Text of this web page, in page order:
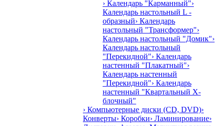
› Календарь "Карманный"›
Календарь настольный L -
образный› Календарь
настольный "Трансформер"›
Календарь настольный "Домик"›
Календарь настольный
"Перекидной"› Календарь
настенный "Плакатный"›
Календарь настенный
"Перекидной"› Календарь
настенный "Квартальный Х-
блочный"
› Компьютерные диски (CD, DVD)›
Конверты› Коробки› Ламинирование›